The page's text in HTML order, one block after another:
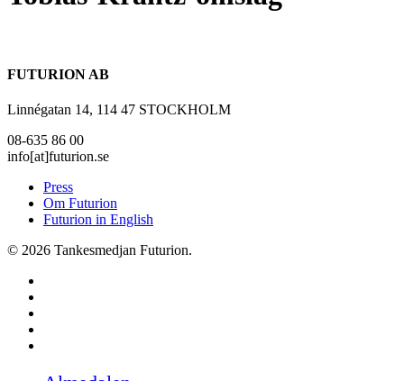
FUTURION AB
Linnégatan 14, 114 47 STOCKHOLM
08-635 86 00
info[at]futurion.se
Press
Om Futurion
Futurion in English
© 2026 Tankesmedjan Futurion.